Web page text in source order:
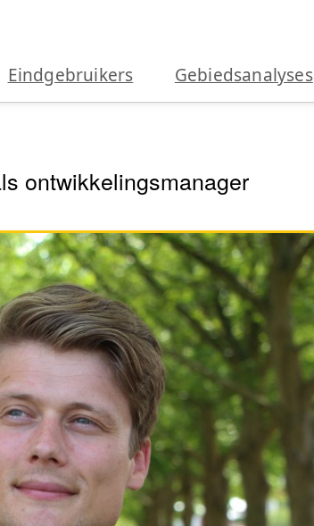
Eindgebruikers Gebiedsanalyses
ontwikkelingsmanager